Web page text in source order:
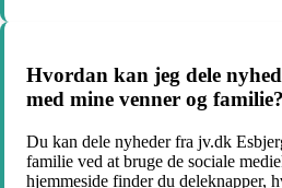
Hvordan kan jeg dele
med mine venner og familie?
Du kan dele nyheder fra jv.dk
familie ved at bruge de sociale
hjemmeside finder du deleknapper,